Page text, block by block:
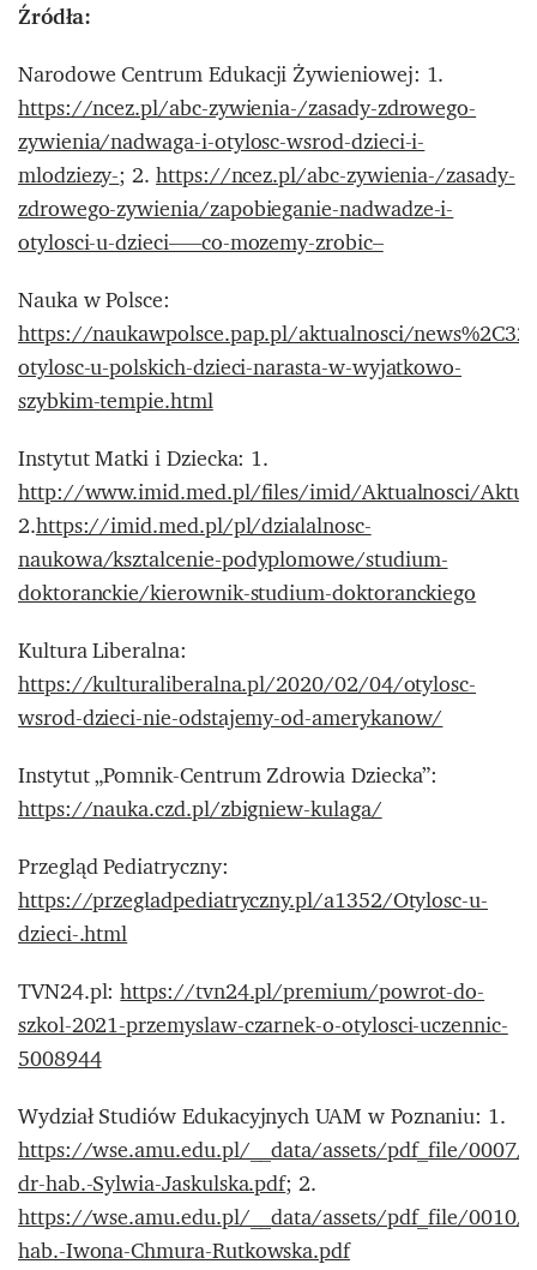
Źródła:
Narodowe Centrum Edukacji Żywieniowej: 1.
https://ncez.pl/abc-zywienia-/zasady-zdrowego-
zywienia/nadwaga-i-otylosc-wsrod-dzieci-i-
mlodziezy-; 2.https://ncez.pl/abc-zywienia-/zasady-
zdrowego-zywienia/zapobieganie-nadwadze-i-
otylosci-u-dzieci—–co-mozemy-zrobic–
Nauka w Polsce:
https://naukawpolsce.pap.pl/aktualnosci/
otylosc-u-polskich-dzieci-narasta-w-wyjatkowo-
szybkim-tempie.html
Instytut Matki i Dziecka: 1.
http://www.imid.med.pl/files/imid/Aktualnosci/
2.https://imid.med.pl/pl/dzialalnosc-
naukowa/ksztalcenie-podyplomowe/studium-
doktoranckie/kierownik-studium-doktoranckiego
Kultura Liberalna:
https://kulturaliberalna.pl/2020/02/04/otylosc-
wsrod-dzieci-nie-odstajemy-od-amerykanow/
Instytut „Pomnik-Centrum Zdrowia Dziecka”:
https://nauka.czd.pl/zbigniew-kulaga/
Przegląd Pediatryczny:
https://przegladpediatryczny.pl/a1352/Otylosc-u-
dzieci-.html
TVN24.pl:https://tvn24.pl/premium/powrot-do-
szkol-2021-przemyslaw-czarnek-o-otylosci-uczennic-
5008944
Wydział Studiów Edukacyjnych UAM w Poznaniu: 1.
https://wse.amu.edu.pl/__data/assets/pdf_file/
dr-hab.-Sylwia-Jaskulska.pdf; 2.
https://wse.amu.edu.pl/__data/assets/pdf_file/
hab.-Iwona-Chmura-Rutkowska.pdf